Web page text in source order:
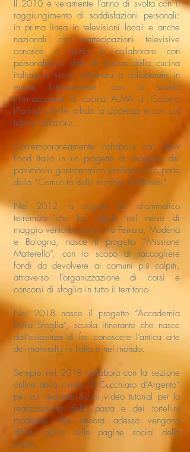
Il 2010 è veramente l’anno di svolta con il
raggiungimento di soddisfazioni personali:
in prima linea in televisioni locali e anche
nazionali con partecipazioni televisive
conosce e inizia a collaborare con
personalità e chef di spicco della cucina
italiana e viene chiamata a collaborare in
eventi internazionali con la scuola
internazionale di cucina ALMA di Colorno
(Parma) che le affida la docenza e con cui
tuttora collabora.
Contemporaneamente collabora con Slow
Food Italia in un progetto di recupero del
patrimonio gastronomico emiliano e fa parte
della “Comunità delle rezdore modenesi”.
Nel 2012, a seguito del drammatico
terremoto che ha colpito nel mese di
maggio ventotto comuni tra Ferrara, Modena
e Bologna, nasce il progetto “Missione
Matterello”, con lo scopo di raccogliere
fondi da devolvere ai comuni più colpiti,
attraverso l’organizzazione di corsi e
concorsi di sfoglia in tutto il territorio.
Nel 2018 nasce il progetto “Accademia
Della Sfoglia”, scuola itinerante che nasce
dall’esigenza di far conoscere l’antica arte
del matterello in Italia e nel mondo.
Sempre nel 2018 collabora con la sezione
online della rivista “Il Cucchiaio d’Argento”
per cui realizza alcuni video tutorial per la
realizzazione della pasta e dei tortellini
modenesi che ancora adesso vengono
diffusi online sulle pagine social della
rivista.